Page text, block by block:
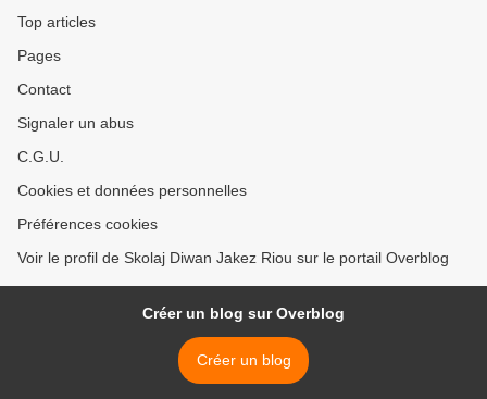
Top articles
Pages
Contact
Signaler un abus
C.G.U.
Cookies et données personnelles
Préférences cookies
Voir le profil de Skolaj Diwan Jakez Riou sur le portail Overblog
Créer un blog sur Overblog
Créer un blog